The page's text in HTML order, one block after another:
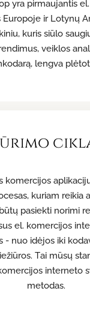
yra pirmaujantis
Europoje ir Lotynų
kuris siūlo
veiklos
lengva
komercijos
kuriam reikia
pasiekti norimi
el. komercijos
- nuo idėjos iki
Tai mūsų
interneto
metodas.